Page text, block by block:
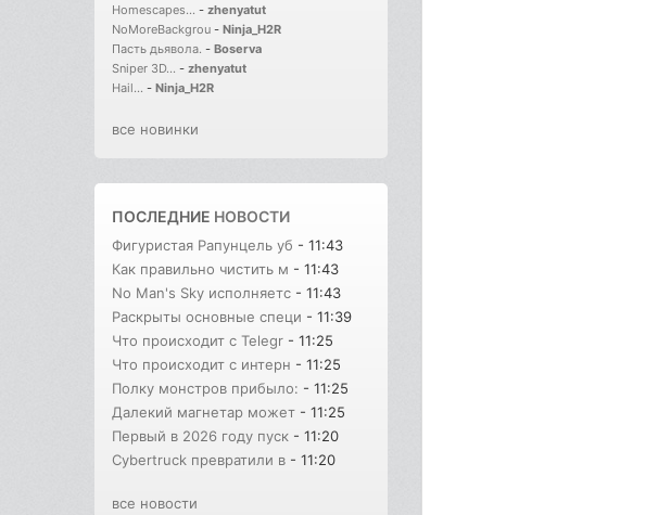
Homescapes... - zhenyatut
NoMoreBackgrou - Ninja_H2R
Пасть дьявола. - Boserva
Sniper 3D... - zhenyatut
Hail... - Ninja_H2R
все новинки
ПОСЛЕДНИЕ НОВОСТИ
Фигуристая Рапунцель уб - 11:43
Как правильно чистить м - 11:43
No Man's Sky исполняетс - 11:43
Раскрыты основные специ - 11:39
Что происходит с Telegr - 11:25
Что происходит с интерн - 11:25
Полку монстров прибыло: - 11:25
Далекий магнетар может - 11:25
Первый в 2026 году пуск - 11:20
Cybertruck превратили в - 11:20
все новости